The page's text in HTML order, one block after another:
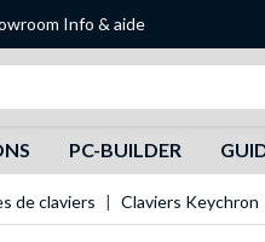
Info & aide
PC-BUILDER
de claviers Claviers Keychron